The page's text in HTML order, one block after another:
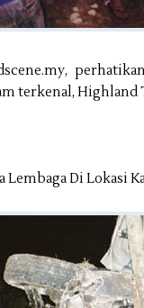
terkenal, Highland
Lembaga Di Lokasi